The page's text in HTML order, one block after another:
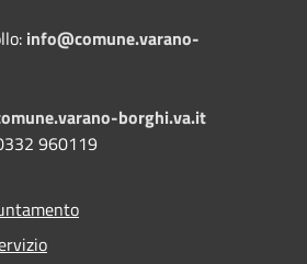
info@comune.varano-
borghi.va.it
960119